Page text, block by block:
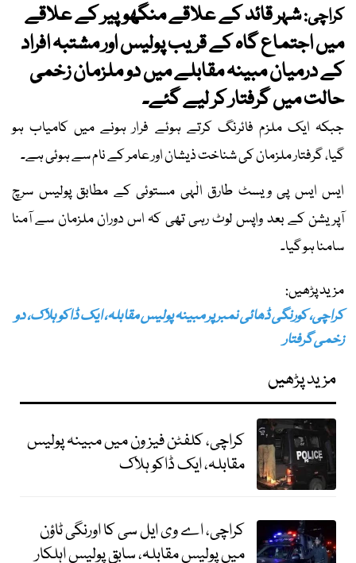
کراچی:شہر قائد کے علاقے منگھوپیر کے علاقے
میں اجتماع گاہ کے قریب پولیس اور مشتبہ افراد
کے درمیان مبینہ مقابلے میں دو ملزمان زخمی
حالت میں گرفتار کر لیے گئے۔
جبکہ ایک ملزم فائرنگ کرتے ہوئے فرار ہونے میں کامیاب ہو
گیا، گرفتار ملزمان کی شناخت ذیشان اور عامر کے نام سے ہوئی ہے۔
ایس ایس پی ویسٹ طارق الٰہی مستوئی کے مطابق پولیس سرچ
آپریشن کے بعد واپس لوٹ رہی تھی کہ اس دوران ملزمان سے آمنا
سامنا ہو گیا۔
مزید پڑھیں:
کراچی، کورنگی ڈھائی نمبر پر مبینہ پولیس مقابلہ، ایک ڈاکو ہلاک، دو
زخمی گرفتار
مزید پڑھیں
کراچی، کلفٹن فیز ون میں مبینہ پولیس
مقابلہ، ایک ڈاکو ہلاک
کراچی، اے وی ایل سی کا اورنگی ٹاؤن
میں پولیس مقابلہ، سابق پولیس اہلکار